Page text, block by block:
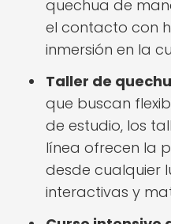
quechua de
el contacto con
inmersión en la
Taller de
que buscan
de estudio, los
línea ofrecen la
desde cualquier
interactivas y